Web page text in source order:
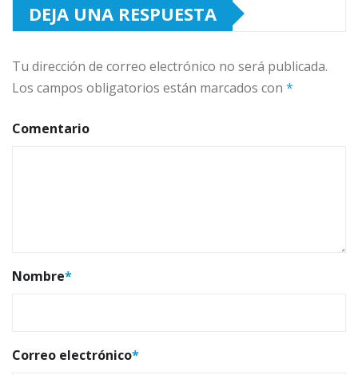
DEJA UNA RESPUESTA
Tu dirección de correo electrónico no será publicada.
Los campos obligatorios están marcados con *
Comentario
Nombre*
Correo electrónico*